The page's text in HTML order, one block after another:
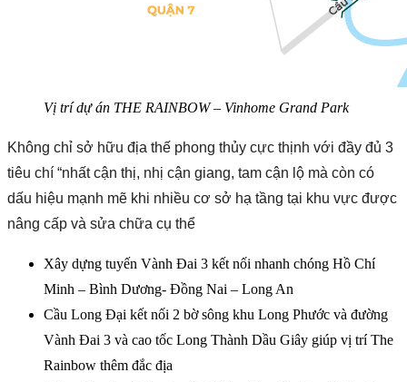
Vị trí dự án THE RAINBOW – Vinhome Grand Park
Không chỉ sở hữu địa thế phong thủy cực thịnh với đầy đủ 3
tiêu chí “nhất cận thị, nhị cận giang, tam cận lộ mà còn có
dấu hiệu mạnh mẽ khi nhiều cơ sở hạ tầng tại khu vực được
nâng cấp và sửa chữa cụ thể
Xây dựng tuyến Vành Đai 3 kết nối nhanh chóng Hồ Chí
Minh – Bình Dương- Đồng Nai – Long An
Cầu Long Đại kết nối 2 bờ sông khu Long Phước và đường
Vành Đai 3 và cao tốc Long Thành Dầu Giây giúp vị trí The
Rainbow thêm đắc địa